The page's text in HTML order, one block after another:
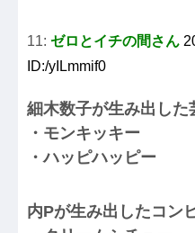
11: ゼロとイチの間さん
ID:/yILmmif0
細木数子が生み出した
・モンキッキー
・ハッピハッピー
内Pが生み出したコン